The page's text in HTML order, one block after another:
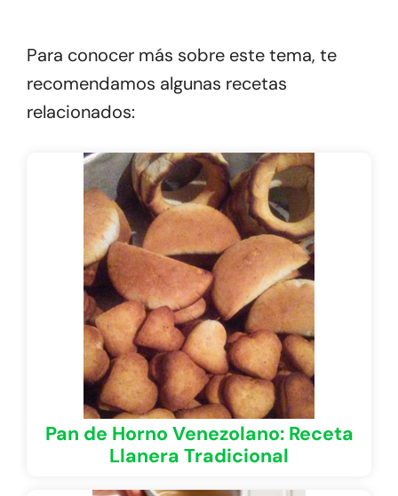
Para conocer más sobre este tema, te
recomendamos algunas recetas
relacionados:
Pan de Horno Venezolano: Receta
Llanera Tradicional